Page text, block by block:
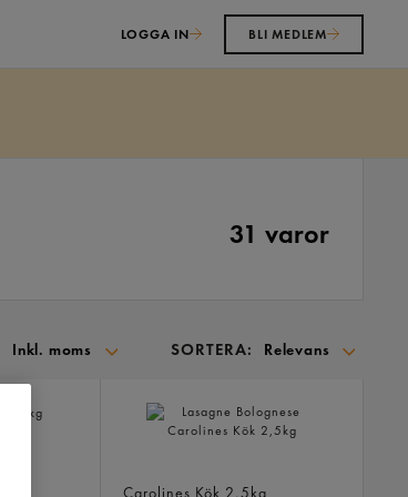
LOGGA IN BLI MEDLEM
31 varor
Inkl. moms SORTERA: Relevans
PÅ:
Carolines Kök 2,5kg